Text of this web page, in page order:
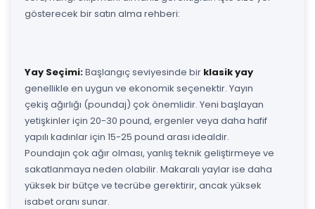
gösterecek bir satın alma rehberi:
Yay Seçimi:Başlangıç seviyesinde bir klasik yay
genellikle en uygun ve ekonomik seçenektir. Yayın
çekiş ağırlığı (poundaj) çok önemlidir. Yeni başlayan
yetişkinler için 20-30 pound, ergenler veya daha hafif
yapılı kadınlar için 15-25 pound arası idealdir.
Poundajın çok ağır olması, yanlış teknik geliştirmeye ve
sakatlanmaya neden olabilir. Makaralı yaylar ise daha
yüksek bir bütçe ve tecrübe gerektirir, ancak yüksek
isabet oranı sunar.